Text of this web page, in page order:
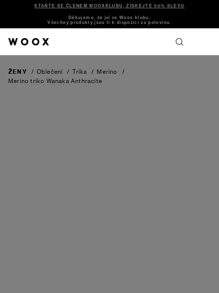
STAŇTE SE ČLENEM WOOXKLUBU, ZÍSKEJTE 50% SLEVU
Děkujeme, že jsi ve Woox klubu.
Všechny produkty jsou ti k dispozici za polovinu.
ŽENY / Oblečení / Trika / Merino
/
Merino triko Wanaka Anthracite